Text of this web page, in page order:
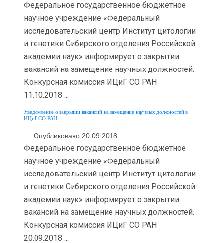
Федеральное государственное бюджетное
научное учреждение «Федеральный
исследовательский центр Институт цитологии
и генетики Сибирского отделения Российской
академии наук» информирует о закрытии
вакансий на замещение научных должностей.
Конкурсная комиссия ИЦиГ СО РАН
11.10.2018 ...
Уведомление о закрытии вакансий на замещение научных должностей в
ИЦиГ СО РАН
Опубликовано 20.09.2018
Федеральное государственное бюджетное
научное учреждение «Федеральный
исследовательский центр Институт цитологии
и генетики Сибирского отделения Российской
академии наук» информирует о закрытии
вакансий на замещение научных должностей.
Конкурсная комиссия ИЦиГ СО РАН
20.09.2018 ...